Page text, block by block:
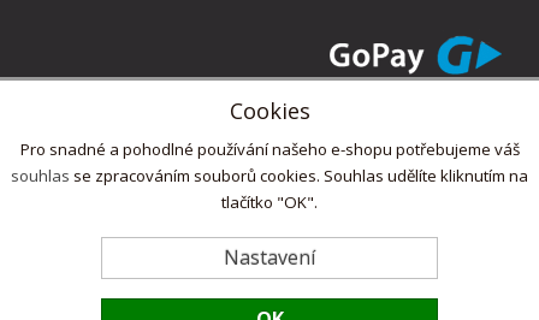
Cookies
Pro snadné a pohodlné používání našeho e-shopu potřebujeme váš
souhlas se zpracováním souborů cookies. Souhlas udělíte kliknutím na
tlačítko "OK".
Nastavení